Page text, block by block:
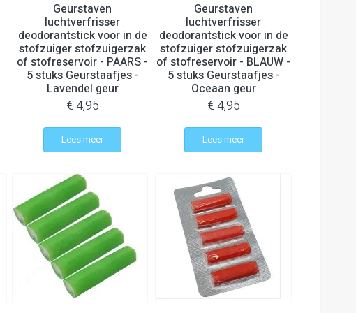
Geurstaven
luchtverfrisser
deodorantstick voor in de
stofzuiger stofzuigerzak
of stofreservoir - PAARS -
5 stuks Geurstaafjes -
Lavendel geur
€ 4,95
Lees meer
Geurstaven
luchtverfrisser
deodorantstick voor in de
stofzuiger stofzuigerzak
of stofreservoir - BLAUW -
5 stuks Geurstaafjes -
Oceaan geur
€ 4,95
Lees meer